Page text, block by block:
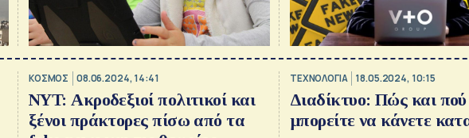
ΚΟΣΜΟΣ 08.06.2024, 14:41
NYT: Ακροδεξιοί πολιτικοί και
ξένοι πράκτορες πίσω από τα
ΤΕΧΝΟΛΟΓΙΑ 18.05.2024, 10:15
Διαδίκτυο: Πώς και πού
μπορείτε να κάνετε